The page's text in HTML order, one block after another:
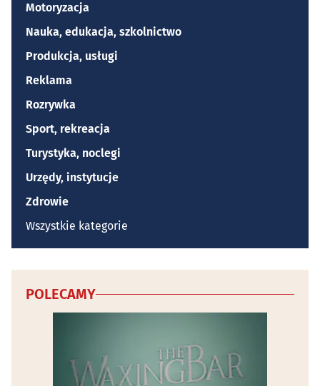
Motoryzacja
Nauka, edukacja, szkolnictwo
Produkcja, usługi
Reklama
Rozrywka
Sport, rekreacja
Turystyka, noclegi
Urzędy, instytucje
Zdrowie
Wszystkie kategorie
POLECAMY